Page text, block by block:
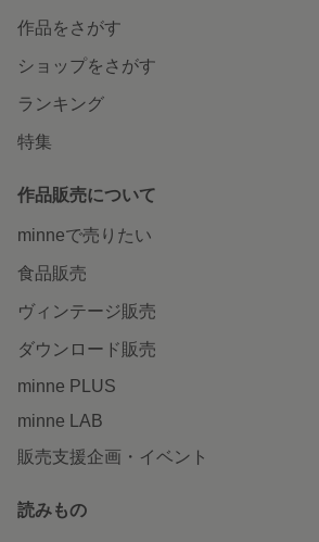
作品をさがす
ショップをさがす
ランキング
特集
作品販売について
minneで売りたい
食品販売
ヴィンテージ販売
ダウンロード販売
minne PLUS
minne LAB
販売支援企画・イベント
読みもの